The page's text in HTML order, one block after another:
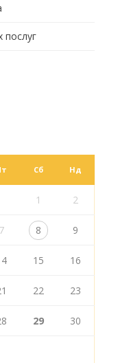
послуг
Сб Нд
1 2
7 8 9
15 16
22 23
29 30